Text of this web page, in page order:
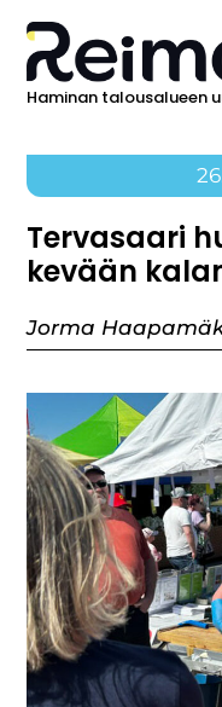
Haminan talousalueen
Tervasaari
kevään
Jorma